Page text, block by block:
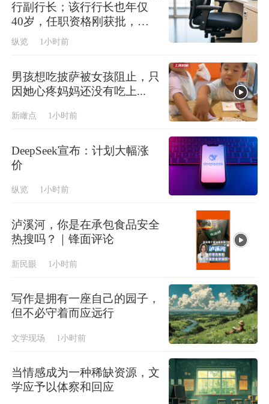
行副行长；该行行长也年仅
40岁，任职资格刚获批，为A
股上市银行最年轻行长
纵览 1小时前
男孩想吃披萨被女孩阻止，只
因她心疼妈妈还没有吃上...
新瞰点 1小时前
DeepSeek宣布：计划大幅涨
价
纵览 1小时前
泸溪河，你是在承包食品安全
热搜吗？｜锋面评论
新民眼 1小时前
写作是拥有一座自己的园子，
但不必守着而应远行
文学现场 1小时前
当情感成为一种稀缺资源，文
学应予以体察和回应